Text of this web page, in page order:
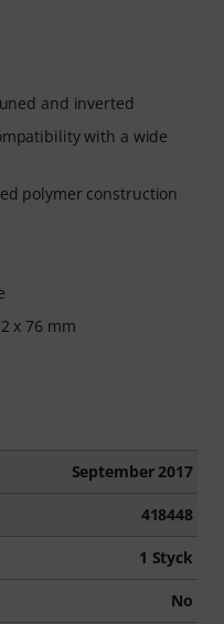
and inverted
with a wide
polymer construction
x 76 mm
September 2017
418448
1 Styck
No